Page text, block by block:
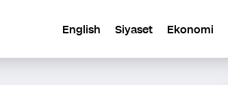
English Siyaset Ekonomi